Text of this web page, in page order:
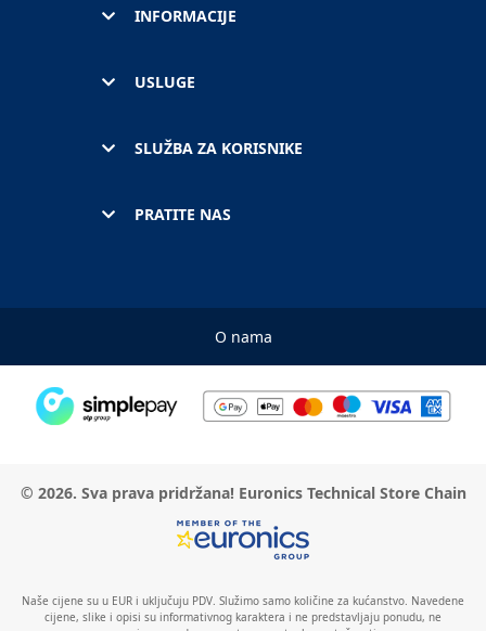
INFORMACIJE
USLUGE
SLUŽBA ZA KORISNIKE
PRATITE NAS
O nama
© 2026. Sva prava pridržana! Euronics Technical Store Chain
Naše cijene su u EUR i uključuju PDV. Služimo samo količine za kućanstvo. Navedene
cijene, slike i opisi su informativnog karaktera i ne predstavljaju ponudu, ne